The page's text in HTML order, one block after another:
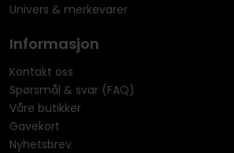
Univers & merkevarer
Informasjon
Kontakt oss
Spørsmål & svar (FAQ)
Våre butikker
Gavekort
Nyhetsbrev